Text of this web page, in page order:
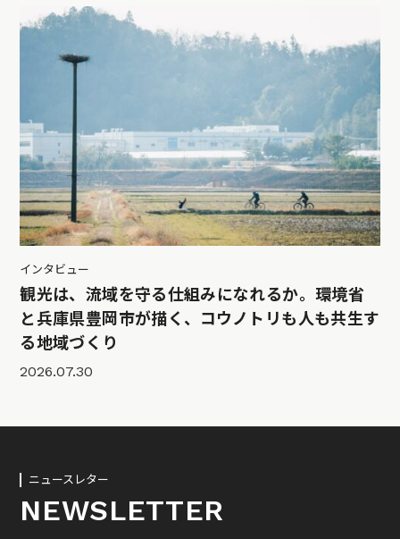
インタビュー
観光は、流域を守る仕組みになれるか。環境省
と兵庫県豊岡市が描く、コウノトリも人も共生す
る地域づくり
2026.07.30
ニュースレター
NEWSLETTER